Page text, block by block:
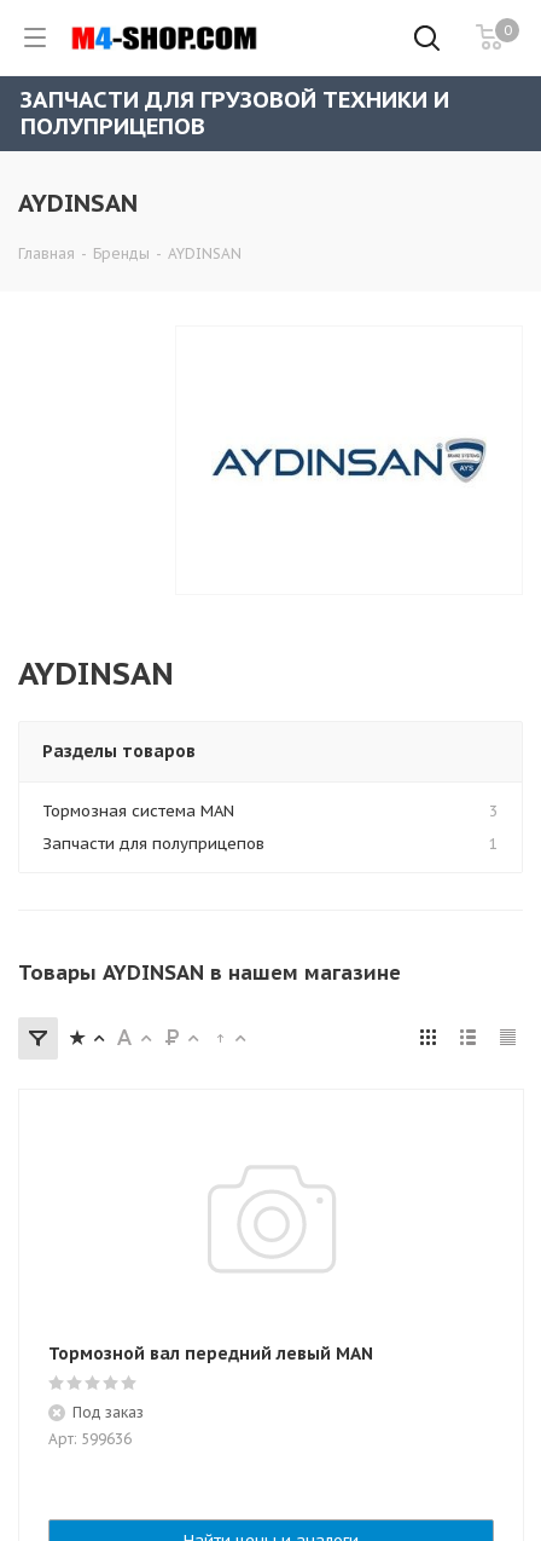
0
ЗАПЧАСТИ ДЛЯ ГРУЗОВОЙ ТЕХНИКИ И
ПОЛУПРИЦЕПОВ
AYDINSAN
Главная - Бренды - AYDINSAN
AYDINSAN
Разделы товаров
Тормозная система MAN
3
Запчасти для полуприцепов
1
Товары AYDINSAN в нашем магазине
Тормозной вал передний левый MAN
Под заказ
Арт: 599636